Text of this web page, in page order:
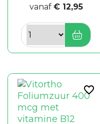
vanaf € 12,95
favorite_border